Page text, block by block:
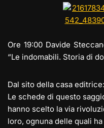
gr
m
o
d
o
n
s
p
p
Ore 19:00 Davide
“Le indomabili. Storia di
Dal sito della casa editrice:
Le schede di questo
hanno scelto la via
loro, ognuna delle quali